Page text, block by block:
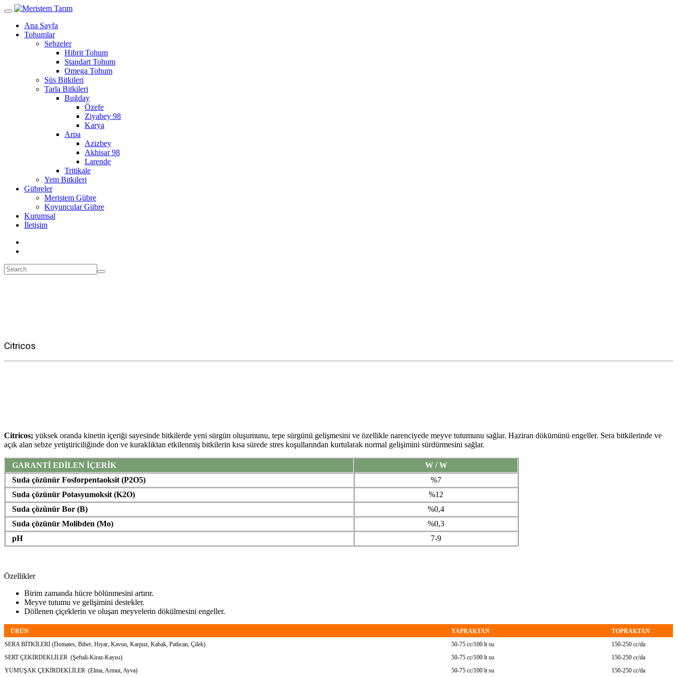
Ana Sayfa
Tohumlar
Sebzeler
Hibrit Tohum
Standart Tohum
Omega Tohum
Süs Bitkileri
Tarla Bitkileri
Buğday
Özefe
Ziyabey 98
Karya
Arpa
Azizbey
Akhisar 98
Larende
Tritikale
Yem Bitkileri
Gübreler
Meristem Gübre
Koyuncular Gübre
Kurumsal
İletişim
Citricos
Citricos; yüksek oranda kinetin içeriği sayesinde bitkilerde yeni sürgün oluşumunu, tepe sürgünü gelişmesini ve özellikle narenciyede meyve tutumunu sağlar. Haziran dökümünü engeller. Sera bitkilerinde ve
açık alan sebze yetiştiriciliğinde don ve kuraklıktan etkilenmiş bitkilerin kısa sürede stres koşullarından kurtularak normal gelişimini sürdürmesini sağlar.
GARANTİ EDİLEN İÇERİK
W / W
Suda çözünür Fosforpentaoksit (P2O5)
%7
Suda çözünür Potasyumoksit (K2O)
%12
Suda çözünür Bor (B)
%0,4
Suda çözünür Molibden (Mo)
%0,3
pH
7-9
Özellikler
Birim zamanda hücre bölünmesini artırır.
Meyve tutumu ve gelişimini destekler.
Döllenen çiçeklerin ve oluşan meyvelerin dökülmesini engeller.
ÜRÜN YAPRAKTAN
TOPRAKTAN
SERA BİTKİLERİ (Domates, Biber, Hıyar, Kavun, Karpuz, Kabak, Patlıcan, Çilek)
50-75 cc/100 lt su
150-250 cc/da
SERT ÇEKİRDEKLİLER (Şeftali-Kiraz-Kayısı)
50-75 cc/100 lt su
150-250 cc/da
YUMUŞAK ÇEKİRDEKLİLER (Elma, Armut, Ayva)
50-75 cc/100 lt su 150-250 cc/da